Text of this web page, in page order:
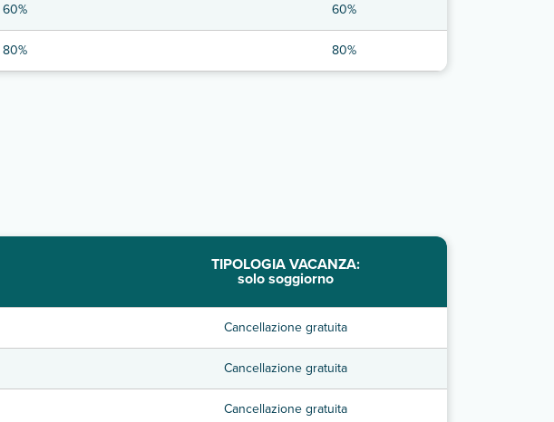
60% 60%
80% 80%
TIPOLOGIA VACANZA:
solo soggiorno
Cancellazione gratuita
Cancellazione gratuita
Cancellazione gratuita